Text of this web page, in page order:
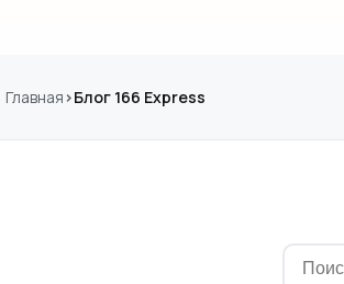
Главная Блог 166 Express